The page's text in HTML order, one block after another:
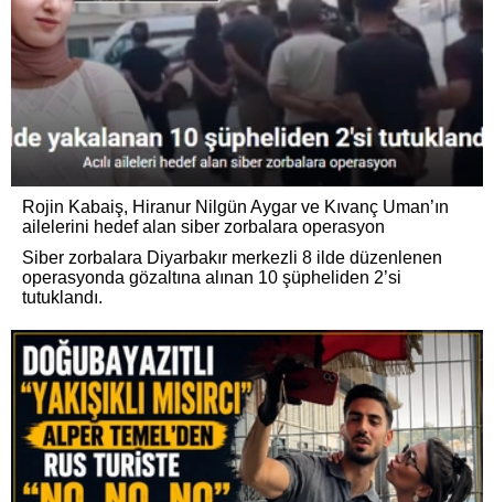
Rojin Kabaiş, Hiranur Nilgün Aygar ve Kıvanç Uman’ın
ailelerini hedef alan siber zorbalara operasyon
Siber zorbalara Diyarbakır merkezli 8 ilde düzenlenen
operasyonda gözaltına alınan 10 şüpheliden 2’si
tutuklandı.